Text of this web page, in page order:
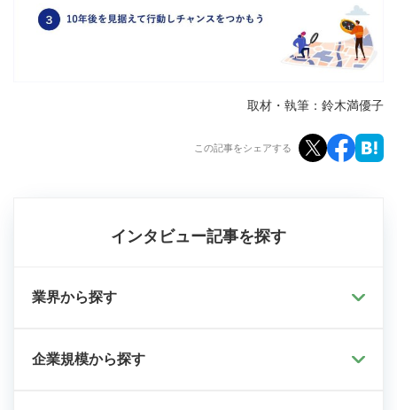
取材・執筆：鈴木満優子
この記事をシェアする
インタビュー記事を探す
業界から探す
企業規模から探す